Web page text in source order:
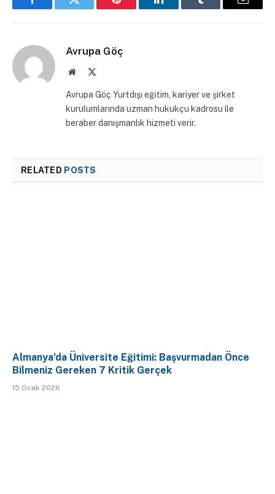
FacebookTwitter Pinterest LinkedInTumblr Email
Avrupa Göç
Website
Avrupa Göç Yurtdışı eğitim, kariyer ve şirket
kurulumlarında uzman hukukçu kadrosu ile
beraber danışmanlık hizmeti verir.
RELATED POSTS
Almanya’da Üniversite Eğitimi: Başvurmadan Önce
Bilmeniz Gereken 7 Kritik Gerçek
15 Ocak 2026